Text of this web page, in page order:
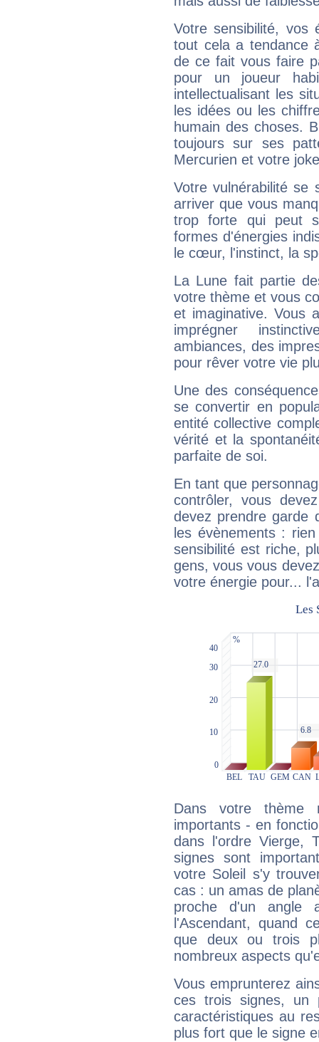
Votre sensibilité,
tout cela a tendance
de ce fait vous faire
pour un joueur
intellectualisant les
les idées ou les
humain des choses.
toujours sur ses
Mercurien et votre
Votre vulnérabilité se
arriver que vous
trop forte qui peut
formes d'énergies
le cœur, l'instinct, la
La Lune fait partie
votre thème et vous
et imaginative. Vous
imprégner
ambiances, des
pour rêver votre vie
Une des
se convertir en
entité collective
vérité et la
parfaite de soi.
En tant que
contrôler, vous
devez prendre garde
les évènements :
sensibilité est riche,
gens, vous vous
votre énergie pour...
Dans votre thème
importants - en
dans l'ordre Vierge,
signes sont
votre Soleil s'y
cas : un amas de
proche d'un
l'Ascendant, quand
que deux ou trois
nombreux aspects
Vous emprunterez
ces trois signes, un
caractéristiques au
plus fort que le signe